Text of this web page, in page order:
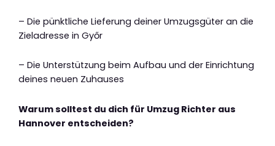
– Die pünktliche Lieferung deiner Umzugsgüter an die
Zieladresse in Győr
– Die Unterstützung beim Aufbau und der Einrichtung
deines neuen Zuhauses
Warum solltest du dich für Umzug Richter aus
Hannover entscheiden?